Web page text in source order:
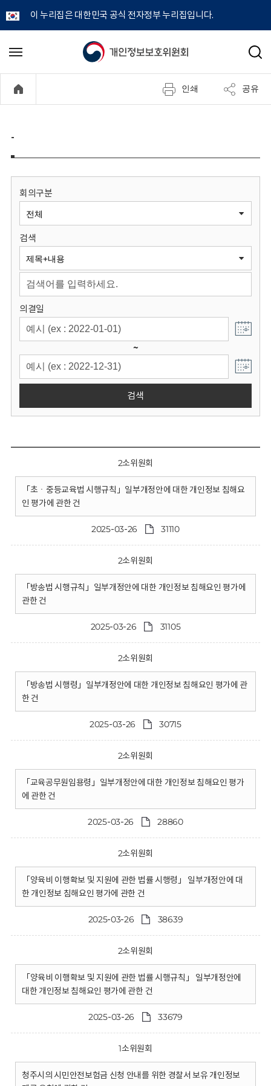
이 누리집은 대한민국 공식 전자정부 누리집입니다.
개
정
보
원
회
메
기
검
인쇄 공유
-
회의구분
검색
의결일
~
검색
2소위원회
「초ㆍ중등교육법 시행규칙」일부개정안에 대한 개인정보 침해요
인 평가에 관한 건
2025-03-26 31110
2소위원회
「방송법 시행규칙」일부개정안에 대한 개인정보 침해요인 평가에
관한 건
2025-03-26 31105
2소위원회
「방송법 시행령」일부개정안에 대한 개인정보 침해요인 평가에 관
한 건
2025-03-26 30715
2소위원회
「교육공무원임용령」일부개정안에 대한 개인정보 침해요인 평가
에 관한 건
2025-03-26 28860
2소위원회
「양육비 이행확보 및 지원에 관한 법률 시행령」 일부개정안에 대
한 개인정보 침해요인 평가에 관한 건
2025-03-26 38639
2소위원회
「양육비 이행확보 및 지원에 관한 법률 시행규칙」 일부개정안에
대한 개인정보 침해요인 평가에 관한 건
2025-03-26 33679
1소위원회
청주시의 시민안전보험금 신청 안내를 위한 경찰서 보유 개인정보